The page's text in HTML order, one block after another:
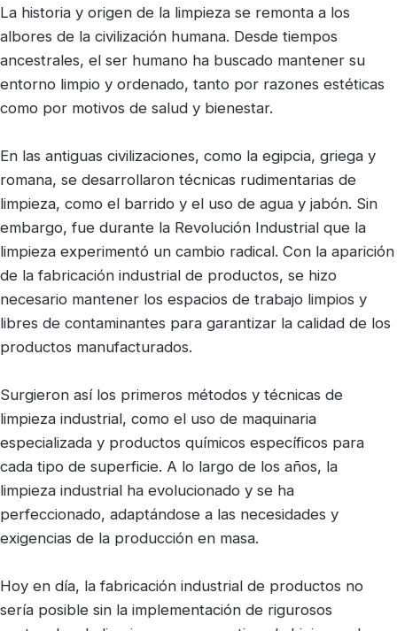
La historia y origen de la limpieza se remonta a los
albores de la civilización humana. Desde tiempos
ancestrales, el ser humano ha buscado mantener su
entorno limpio y ordenado, tanto por razones estéticas
como por motivos de salud y bienestar.
En las antiguas civilizaciones, como la egipcia, griega y
romana, se desarrollaron técnicas rudimentarias de
limpieza, como el barrido y el uso de agua y jabón. Sin
embargo, fue durante la Revolución Industrial que la
limpieza experimentó un cambio radical. Con la aparición
de la fabricación industrial de productos, se hizo
necesario mantener los espacios de trabajo limpios y
libres de contaminantes para garantizar la calidad de los
productos manufacturados.
Surgieron así los primeros métodos y técnicas de
limpieza industrial, como el uso de maquinaria
especializada y productos químicos específicos para
cada tipo de superficie. A lo largo de los años, la
limpieza industrial ha evolucionado y se ha
perfeccionado, adaptándose a las necesidades y
exigencias de la producción en masa.
Hoy en día, la fabricación industrial de productos no
sería posible sin la implementación de rigurosos